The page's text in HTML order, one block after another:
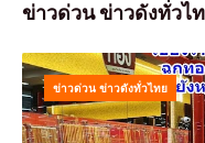
ข่าวด่วน ข่าวดังทั่วไ
ข่าวด่วน ข่าวดังทั่วไทย